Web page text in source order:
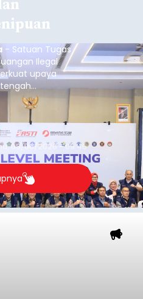
- Satuan Tugas
Ilegal
upaya
digital yang
08/06/2026 - 09:45